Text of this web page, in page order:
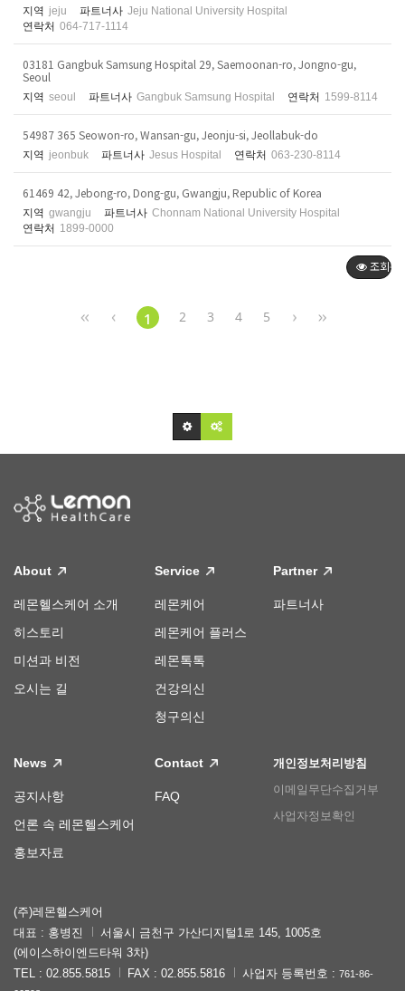
지역 jeju 파트너사 Jeju National University Hospital
연락처 064-717-1114
03181 Gangbuk Samsung Hospital 29, Saemoonan-ro, Jongno-gu,
Seoul
지역 seoul 파트너사 Gangbuk Samsung Hospital 연락처 1599-8114
54987 365 Seowon-ro, Wansan-gu, Jeonju-si, Jeollabuk-do
지역 jeonbuk 파트너사 Jesus Hospital 연락처 063-230-8114
61469 42, Jebong-ro, Dong-gu, Gwangju, Republic of Korea
지역 gwangju 파트너사 Chonnam National University Hospital
연락처 1899-0000
조회순
1 2 3 4 5
About
레몬헬스케어 소개
히스토리
미션과 비전
오시는 길
Service
레몬케어
레몬케어 플러스
레몬톡톡
건강의신
청구의신
Partner
파트너사
News
공지사항
언론 속 레몬헬스케어
홍보자료
Contact
FAQ
개인정보처리방침
이메일무단수집거부
사업자정보확인
(주)레몬헬스케어
대표 : 홍병진
서울시 금천구 가산디지털1로 145, 1005호
(에이스하이엔드타워 3차)
TEL : 02.855.5815
FAX : 02.855.5816 사업자 등록번호 : 761-86-